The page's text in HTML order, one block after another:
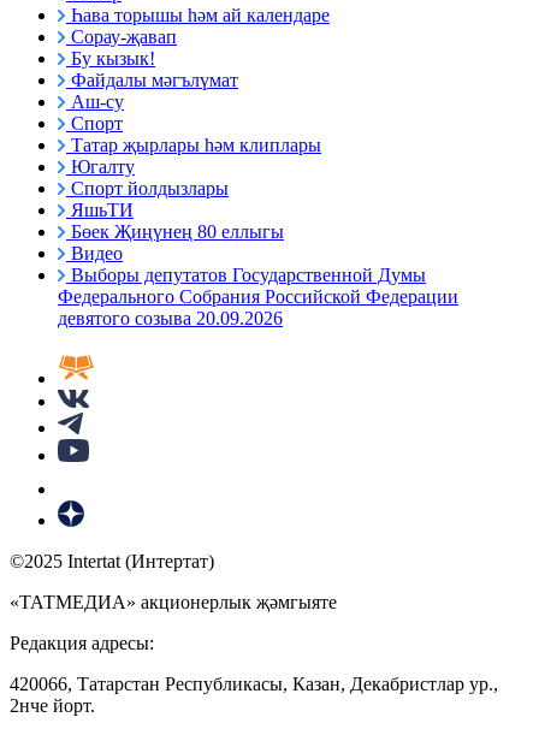
Һава торышы һәм ай календаре
Сорау-җавап
Бу кызык!
Файдалы мәгълүмат
Аш-су
Спорт
Татар җырлары һәм клиплары
Югалту
Спорт йолдызлары
ЯшьТИ
Бөек Җиңүнең 80 еллыгы
Видео
Выборы депутатов Государственной Думы
Федерального Собрания Российской Федерации
девятого созыва 20.09.2026
©2025 Intertat (Интертат)
«ТАТМЕДИА» акционерлык җәмгыяте
Редакция адресы:
420066, Татарстан Республикасы, Казан, Декабристлар ур.,
2нче йорт.